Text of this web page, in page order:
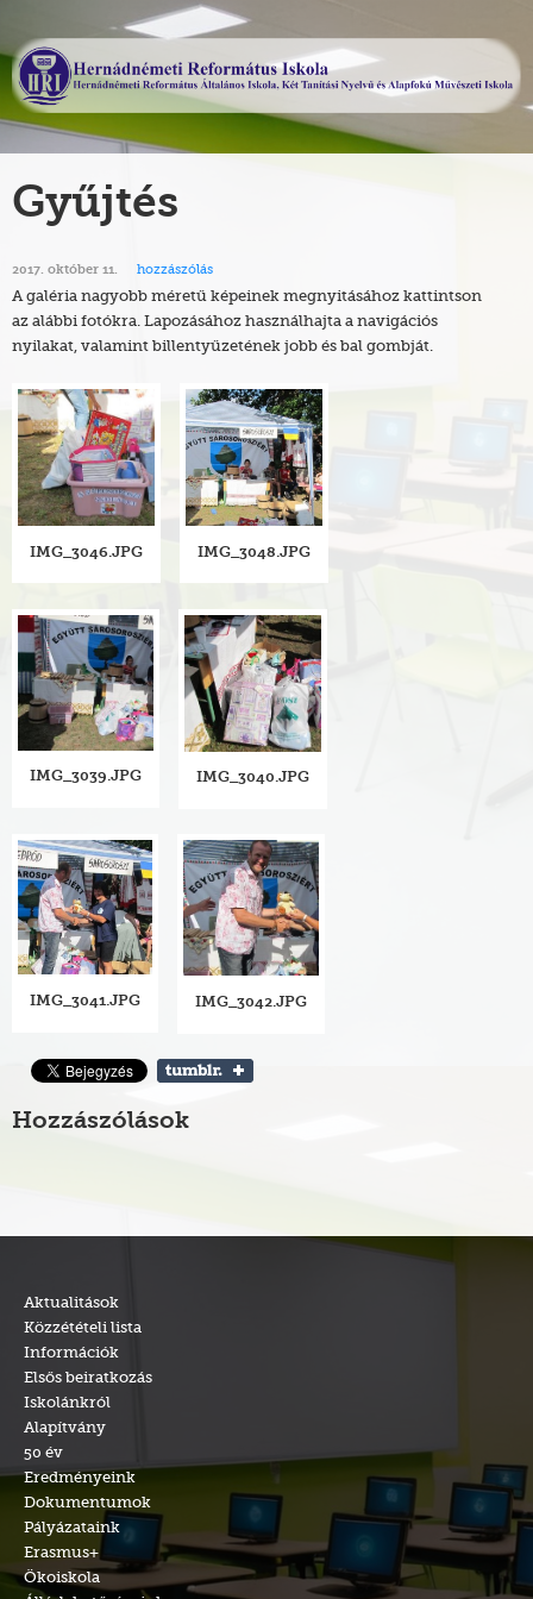
Gyűjtés
2017. október 11. hozzászólás
A galéria nagyobb méretű képeinek megnyitásához kattintson
az alábbi fotókra. Lapozásához használhajta a navigációs
nyilakat, valamint billentyűzetének jobb és bal gombját.
IMG_3046.JPG IMG_3048.JPG
IMG_3039.JPG IMG_3040.JPG
IMG_3041.JPG IMG_3042.JPG
Hozzászólások
Aktualitások
Közzétételi lista
Információk
Elsős beiratkozás
Iskolánkról
Alapítvány
50 év
Eredményeink
Dokumentumok
Pályázataink
Erasmus+
Ökoiskola